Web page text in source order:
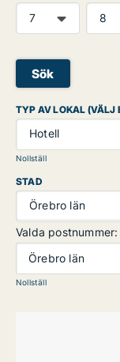
Sök
TYP AV LOKAL (VÄLJ
Hotell
Nollställ
STAD
Örebro län
Valda postnummer:
Örebro län
Nollställ